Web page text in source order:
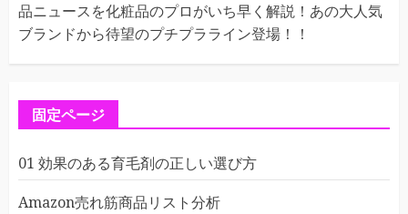
品ニュースを化粧品のプロがいち早く解説！あの大人気
ブランドから待望のプチプラライン登場！！
固定ページ
01 効果のある育毛剤の正しい選び方
Amazon売れ筋商品リスト分析